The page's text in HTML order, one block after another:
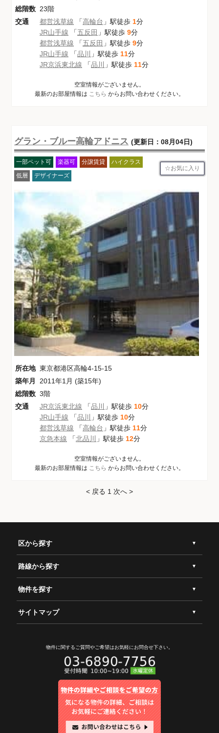
総階数 23階
交通
都営浅草線 「高輪台 」駅徒歩 1分
JR山手線 「五反田 」駅徒歩 9分
都営浅草線 「五反田 」駅徒歩 9分
JR山手線 「品川 」駅徒歩 11分
JR京浜東北線 「品川 」駅徒歩 11分
空室情報がございません。
最新のお部屋情報は こちら からお問い合わせください。
グラン・ブルー高輪アドニス (更新日：08月04日)
一部ペット可 楽器可 分譲賃貸
ハイクラス
低層
デザイナーズ
お気に入り
所在地 東京都港区高輪4-15-15
築年月
2011年1月 (築15年)
総階数 3階
交通
JR京浜東北線 「品川 」駅徒歩 10分
JR山手線 「品川 」駅徒歩 10分
都営浅草線 「高輪台 」駅徒歩 11分
京急本線 「北品川 」駅徒歩 12分
空室情報がございません。
最新のお部屋情報は こちら からお問い合わせください。
< 戻る 1 次へ >
区から探す
路線から探す
物件を探す
サイトマップ
物件に関するご質問やご希望はお気軽にお問合せ下さい。